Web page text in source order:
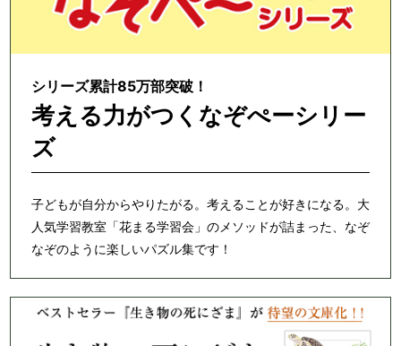
シリーズ累計85万部突破！
考える力がつくなぞぺーシリー
ズ
子どもが自分からやりたがる。考えることが好きになる。大
人気学習教室「花まる学習会」のメソッドが詰まった、なぞ
なぞのように楽しいパズル集です！